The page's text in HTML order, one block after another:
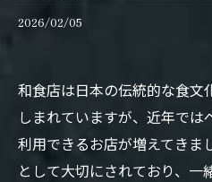
2026/02/05
和食店は日本の伝統的な食文
しまれていますが、近年で
利用できるお店が増えてきま
として大切にされており、一